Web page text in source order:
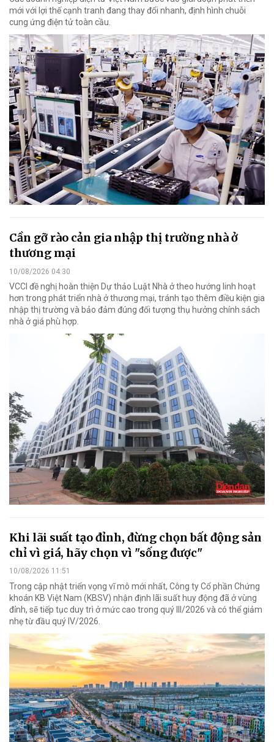
mới với lợi thế cạnh tranh đang thay đổi nhanh, định hình chuỗi
cung ứng điện tử toàn cầu.
Cần gỡ rào cản gia nhập thị trường nhà ở
thương mại
10/08/2026 04:30
VCCI đề nghị hoàn thiện Dự thảo Luật Nhà ở theo hướng linh hoạt
hơn trong phát triển nhà ở thương mại, tránh tạo thêm điều kiện gia
nhập thị trường và bảo đảm đúng đối tượng thụ hưởng chính sách
nhà ở giá phù hợp.
Khi lãi suất tạo đỉnh, đừng chọn bất động sản
chỉ vì giá, hãy chọn vì "sống được"
10/08/2026 11:51
Trong cập nhật triển vọng vĩ mô mới nhất, Công ty Cổ phần Chứng
khoán KB Việt Nam (KBSV) nhận định lãi suất huy động đã ở vùng
đỉnh, sẽ tiếp tục duy trì ở mức cao trong quý III/2026 và có thể giảm
nhẹ từ đầu quý IV/2026.